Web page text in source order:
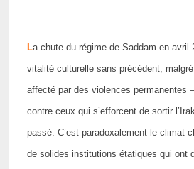
La chute du régime de Saddam en avril
vitalité culturelle sans précédent,
affecté par des violences permanentes
contre ceux qui s’efforcent de sortir
passé. C’est paradoxalement le climat
de solides institutions étatiques qui ont